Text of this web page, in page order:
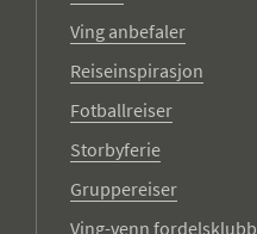
Ving anbefaler
Reiseinspirasjon
Fotballreiser
Storbyferie
Gruppereiser
Ving-venn fordelsklubb